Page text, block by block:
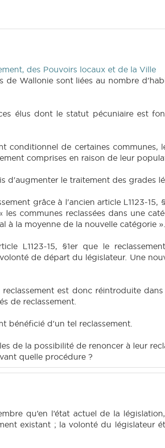
des Pouvoirs locaux et de la Ville
de Wallonie sont liées au nombre
élus dont le statut pécuniaire est
conditionnel de certaines
comprises en raison de leur
d'augmenter le traitement des grades
grâce à l'ancien article L1123-15,
communes reclassées dans une
la moyenne de la nouvelle catégorie ».
L1123-15, §1er que le
de départ du législateur. Une
est donc réintroduite
de reclassement.
bénéficié d'un tel reclassement.
de la possibilité de renoncer à leur
quelle procédure ?
qu’en l’état actuel de la
existant ; la volonté du législateur